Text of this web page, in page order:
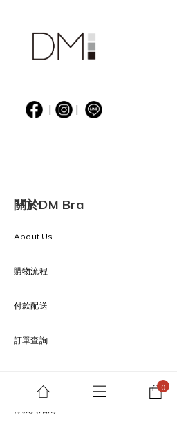
| |
關於DM Bra
About Us
購物流程
付款配送
訂單查詢